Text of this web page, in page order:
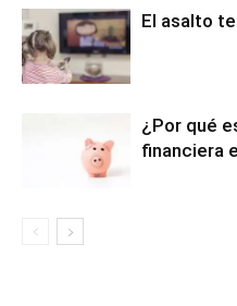
El asalto
¿Por qué
financiera